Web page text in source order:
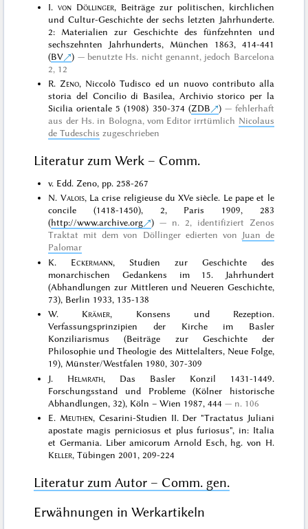
I.von Döllinger, Beiträge zur politischen, kirchlichen
und Cultur-Geschichte der sechs letzten Jahrhunderte.
2: Materialien zur Geschichte des fünfzehnten und
sechszehnten Jahrhunderts, München 1863, 414-441
(BV )
benutzte Hs. nicht genannt, jedoch Barcelona
2, 12
R.Zeno, Niccolò Tudisco ed un nuovo contributo alla
storia del Concilio di Basilea, Archivio storico per la
Sicilia orientale 5 (1908) 350-374 (ZDB )
fehlerhaft
aus der Hs. in Bologna, vom Editor irrtümlich Nicolaus
de Tudeschis zugeschrieben
Literatur zum Werk – Comm.
v. Edd. Zeno, pp. 258-267
N. Valois, La crise religieuse du XVe siècle. Le pape et le
concile (1418-1450), 2, Paris 1909, 283
(http://www.archive.org )
n. 2, identifiziert Zenos
Traktat mit dem von Döllinger edierten von
Juan de
Palomar
K. Eckermann, Studien zur Geschichte des
monarchischen Gedankens im 15. Jahrhundert
(Abhandlungen zur Mittleren und Neueren Geschichte,
73), Berlin 1933, 135-138
W. Krämer, Konsens und Rezeption.
Verfassungsprinzipien der Kirche im Basler
Konziliarismus (Beiträge zur Geschichte der
Philosophie und Theologie des Mittelalters, Neue Folge,
19), Münster/Westfalen 1980, 307-309
J. Helmrath, Das Basler Konzil 1431-1449.
Forschungsstand und Probleme (Kölner historische
Abhandlungen, 32), Köln – Wien 1987, 444
n. 106
E. Meuthen, Cesarini-Studien II. Der "Tractatus Juliani
apostate magis perniciosus et plus furiosus", in: Italia
et Germania. Liber amicorum Arnold Esch, hg. von H.
Keller, Tübingen 2001, 209-224
Literatur zum Autor – Comm. gen.
Erwähnungen in Werkartikeln